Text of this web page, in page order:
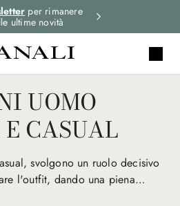
per rimanere
ultime novità
UOMO
CASUAL
svolgono un ruolo decisivo
l'outfit, dando una piena